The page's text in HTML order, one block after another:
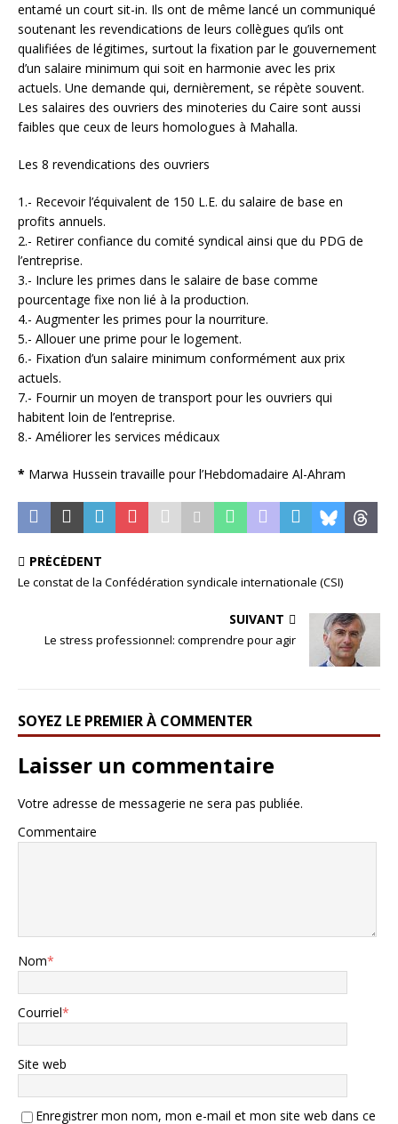
entamé un court sit-in. Ils ont de même lancé un communiqué
soutenant les revendications de leurs collègues qu’ils ont
qualifiées de légitimes, surtout la fixation par le gouvernement
d’un salaire minimum qui soit en harmonie avec les prix
actuels. Une demande qui, dernièrement, se répète souvent.
Les salaires des ouvriers des minoteries du Caire sont aussi
faibles que ceux de leurs homologues à Mahalla.
Les 8 revendications des ouvriers
1.- Recevoir l’équivalent de 150 L.E. du salaire de base en
profits annuels.
2.- Retirer confiance du comité syndical ainsi que du PDG de
l’entreprise.
3.- Inclure les primes dans le salaire de base comme
pourcentage fixe non lié à la production.
4.- Augmenter les primes pour la nourriture.
5.- Allouer une prime pour le logement.
6.- Fixation d’un salaire minimum conformément aux prix
actuels.
7.- Fournir un moyen de transport pour les ouvriers qui
habitent loin de l’entreprise.
8.- Améliorer les services médicaux
* Marwa Hussein travaille pour l’Hebdomadaire Al-Ahram
PRÉCÉDENT
Le constat de la Confédération syndicale internationale (CSI)
SUIVANT
Le stress professionnel: comprendre pour agir
SOYEZ LE PREMIER À COMMENTER
Laisser un commentaire
Votre adresse de messagerie ne sera pas publiée.
Commentaire
Nom*
Courriel*
Site web
Enregistrer mon nom, mon e-mail et mon site web dans ce